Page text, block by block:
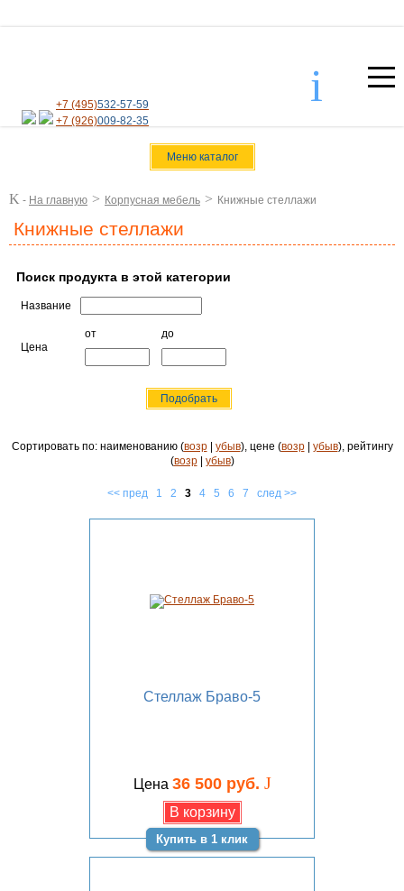
+7 (495)532-57-59
+7 (926)009-82-35
i
Меню каталог
K - На главную > Корпусная мебель > Книжные стеллажи
Книжные стеллажи
Поиск продукта в этой категории
Название
Цена
от до
Сортировать по: наименованию (возр| убыв), цене (возр| убыв), рейтингу
(возр| убыв)
<< пред 1 2 3 4 5 6 7 след >>
Стеллаж Браво-5
Цена 36 500 руб. J
Купить в 1 клик